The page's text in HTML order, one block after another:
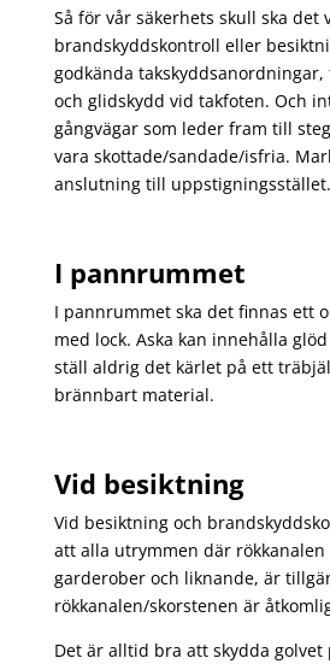
Så för vår säkerhets skull ska det
brandskyddskontroll eller
godkända takskyddsanordningar,
och glidskydd vid takfoten. Och
gångvägar som leder fram till
vara skottade/sandade/isfria.
anslutning till uppstigningsstället.
I pannrummet
I pannrummet ska det finnas ett
med lock. Aska kan innehålla
ställ aldrig det kärlet på ett
brännbart material.
Vid besiktning
Vid besiktning och
att alla utrymmen där rökkanalen
garderober och liknande, är
rökkanalen/skorstenen är
Det är alltid bra att skydda golvet